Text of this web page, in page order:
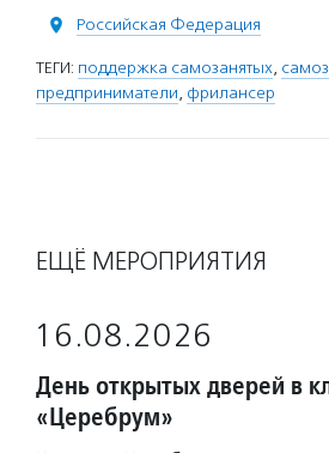
Российская Федерация
ТЕГИ: поддержка самозанятых,
предприниматели, фрилансер
ЕЩЁ МЕРОПРИЯТИЯ
16.08.2026
День открытых дверей в
«Церебрум»